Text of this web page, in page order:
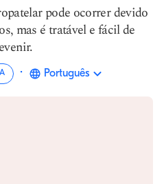
pode ocorrer devido
mas é tratável e fácil de
· Português